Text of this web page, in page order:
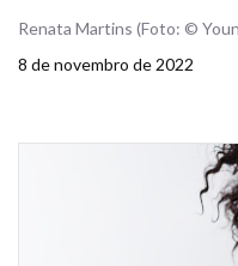
Renata Martins (Foto: ©
8 de novembro de 2022